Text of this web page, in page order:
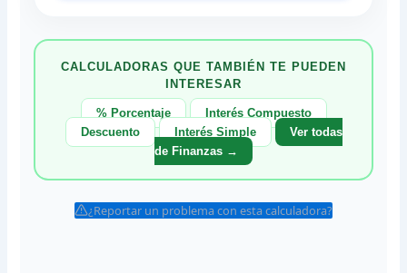
CALCULADORAS QUE TAMBIÉN TE PUEDEN
INTERESAR
% Porcentaje
Interés Compuesto
Descuento
Interés Simple
Ver todas
de Finanzas →
¿Reportar un problema con esta calculadora?